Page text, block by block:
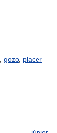
gozo placer